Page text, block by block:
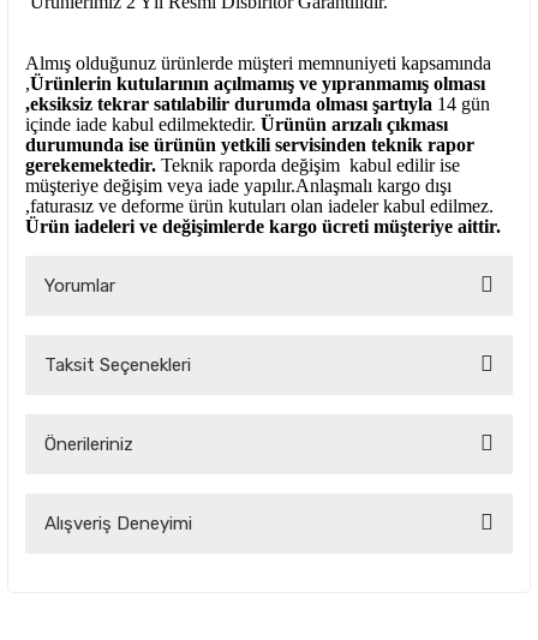
Almış olduğunuz ürünlerde müşteri memnuniyeti kapsamında
,Ürünlerin kutularının açılmamış ve yıpranmamış olması
,eksiksiz tekrar satılabilir durumda olması şartıyla 14 gün
içinde iade kabul edilmektedir. Ürünün arızalı çıkması
durumunda ise ürünün yetkili servisinden teknik rapor
gerekemektedir. Teknik raporda değişim kabul edilir ise
müşteriye değişim veya iade yapılır.Anlaşmalı kargo dışı
,faturasız ve deforme ürün kutuları olan iadeler kabul edilmez.
Ürün iadeleri ve değişimlerde kargo ücreti müşteriye aittir.
Yorumlar
Taksit Seçenekleri
Önerileriniz
konularda yetersiz gördüğünüz noktaları öneri formunu
Alışveriş Deneyimi